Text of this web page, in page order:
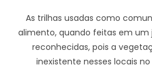
As trilhas usadas como
alimento, quando feitas em
reconhecidas, pois a
inexistente nesses locais